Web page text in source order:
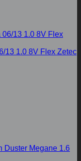
13 1.0 8V Flex Zetec